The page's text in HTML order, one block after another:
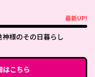
最新UP!
神様のその日暮らし
はこちら